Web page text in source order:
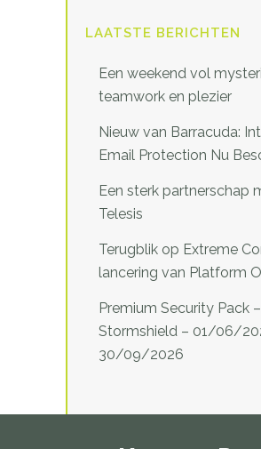
LAATSTE BERICHTEN
Een weekend vol
teamwork en plezier
Nieuw van Barracuda:
Email Protection Nu
Een sterk partnerschap
Telesis
Terugblik op Extreme
lancering van Platform
Premium Security Pack –
Stormshield – 01/06/
30/09/2026